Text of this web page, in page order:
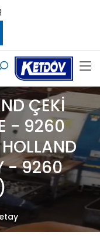
ÇEKİ
- 9260
- 9260